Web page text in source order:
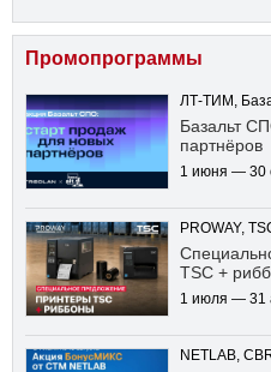
Промопрограммы
ЛТ-ТИМ,
Базальт
партнёров
1 июня — 30
PROWAY,
TSC +
1 июля — 31
NETLAB,